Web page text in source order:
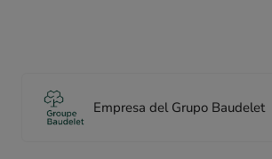
Empresa del Grupo Baudelet